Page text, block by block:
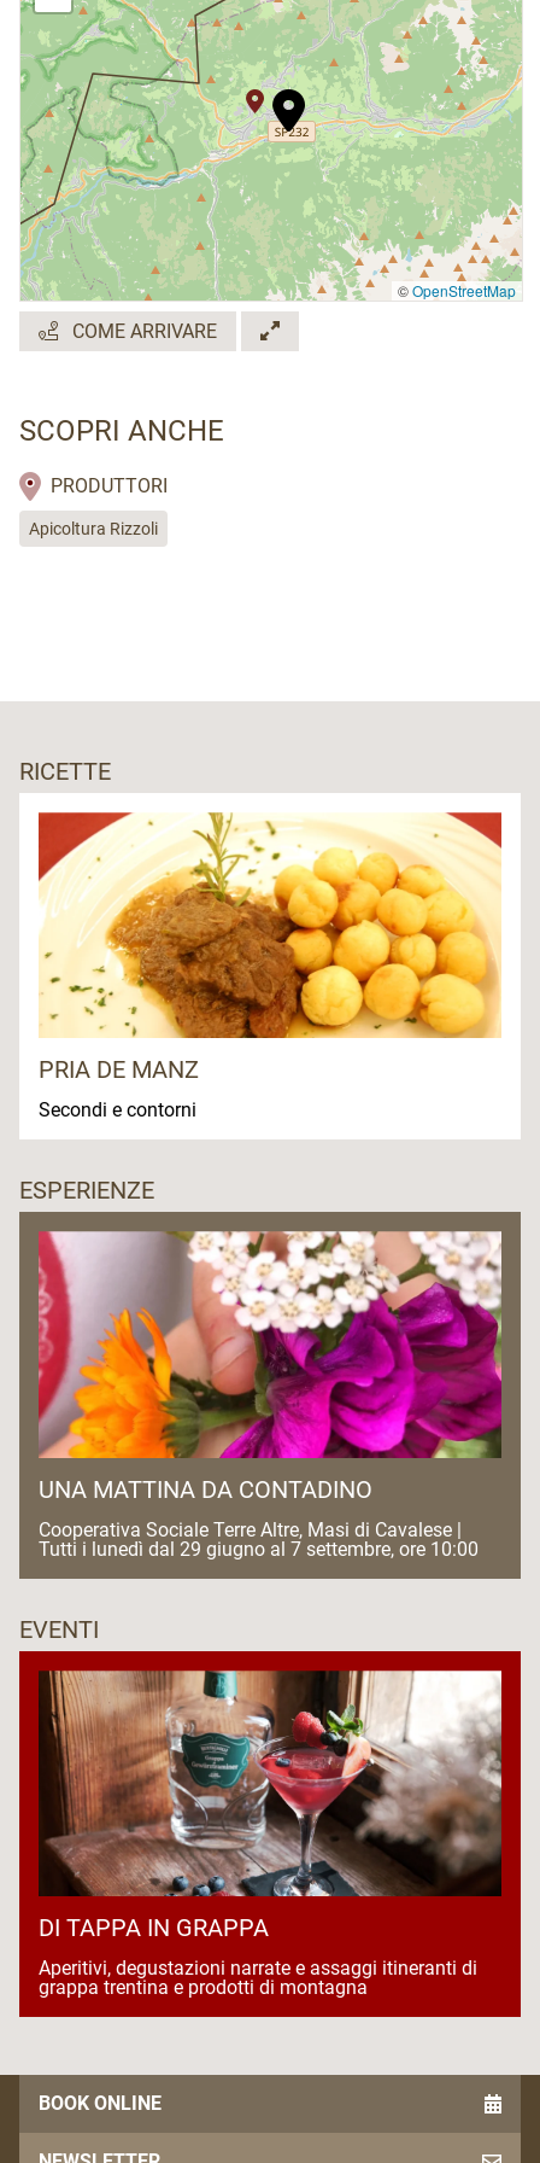
©OpenStreetMap
COME ARRIVARE
SCOPRI ANCHE
PRODUTTORI
Apicoltura Rizzoli
RICETTE
PRIA DE MANZ
Secondi e contorni
ESPERIENZE
UNA MATTINA DA CONTADINO
Cooperativa Sociale Terre Altre, Masi di Cavalese |
Tutti i lunedì dal 29 giugno al 7 settembre, ore 10:00
EVENTI
DI TAPPA IN GRAPPA
Aperitivi, degustazioni narrate e assaggi itineranti di
grappa trentina e prodotti di montagna
BOOK ONLINE